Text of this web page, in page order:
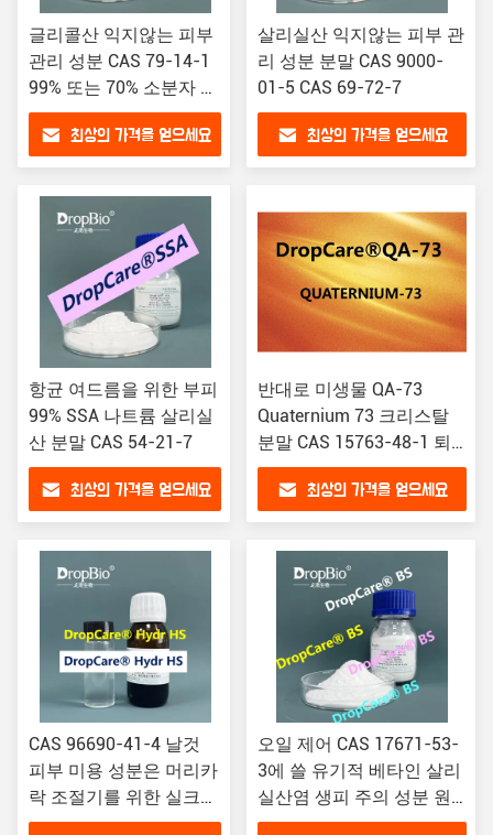
글리콜산 익지않는 피부
관리 성분 CAS 79-14-1
99% 또는 70% 소분자 과
일 산
최상의 가격을 얻으세요
살리실산 익지않는 피부 관
리 성분 분말 CAS 9000-
01-5 CAS 69-72-7
최상의 가격을 얻으세요
항균 여드름을 위한 부피
99% SSA 나트륨 살리실
산 분말 CAS 54-21-7
최상의 가격을 얻으세요
반대로 미생물 QA-73
Quaternium 73 크리스탈
분말 CAS 15763-48-1 퇴
색 여드름 표
최상의 가격을 얻으세요
CAS 96690-41-4 날것
피부 미용 성분은 머리카
락 조절기를 위한 실크
분말을 가수분해했습니
오일 제어 CAS 17671-53-
3에 쓸 유기적 베타인 살리
실산염 생피 주의 성분 원
료